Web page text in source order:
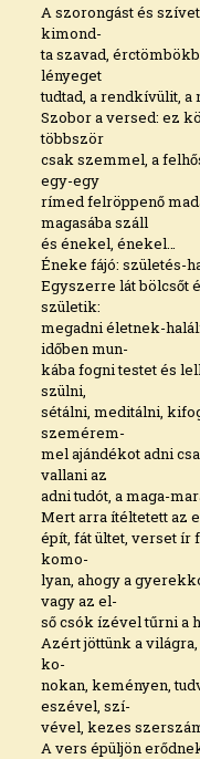
A szorongást és
kimond-­
ta szavad,
lényeget
tudtad, a rendkívülit,
Szobor a versed: ez
többször
csak szemmel, a
egy-egy
rímed felröppenő
magasába száll
és énekel, énekel…
Éneke fájó: születés-
Egyszerre lát bölcsőt
születik:
megadni életnek-
időben mun­-
kába fogni testet és
szülni,
sétálni, meditálni,
szemérem- ­
mel ajándékot adni
vallani az
adni tudót, a maga-
Mert arra ítéltetett az
épít, fát ültet, verset ír
komo- ­
lyan, ahogy a
vagy az el­-
ső csók ízével tűrni a
Azért jöttünk a
ko- ­
nokan, keményen,
eszével, szí­-
vével, kezes
A vers épüljön